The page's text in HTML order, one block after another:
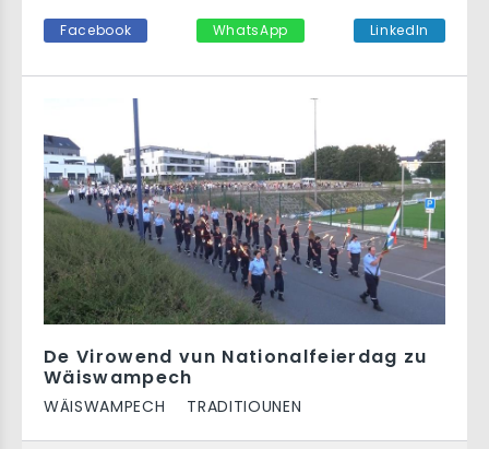
De Virowend vun Nationalfeierdag zu
Wäiswampech
WÄISWAMPECH TRADITIOUNEN
Facebook WhatsApp LinkedIn